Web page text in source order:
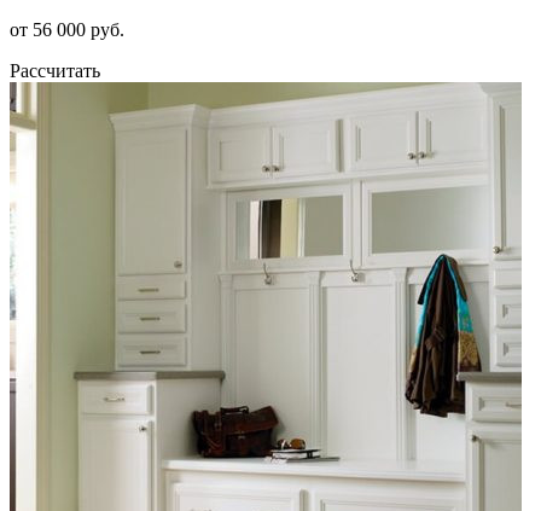
от 56 000 руб.
Рассчитать